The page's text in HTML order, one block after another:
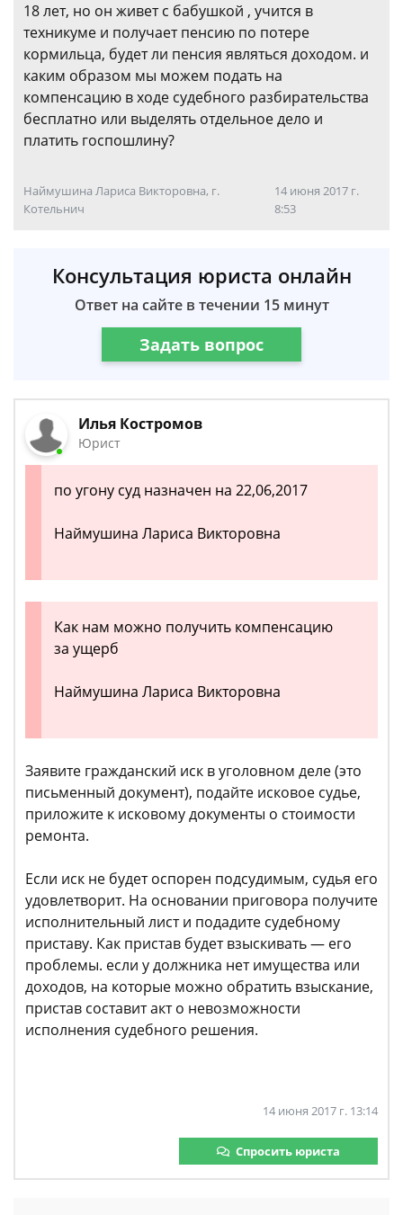
18 лет, но он живет с бабушкой , учится в
техникуме и получает пенсию по потере
кормильца, будет ли пенсия являться доходом. и
каким образом мы можем подать на
компенсацию в ходе судебного разбирательства
бесплатно или выделять отдельное дело и
платить госпошлину?
Наймушина Лариса Викторовна, г.
Котельнич
14 июня 2017 г.
8:53
Консультация юриста онлайн
Ответ на сайте в течении 15 минут
Задать вопрос
Илья Костромов
Юрист
по угону суд назначен на 22,06,2017
Наймушина Лариса Викторовна
Как нам можно получить компенсацию
за ущерб
Наймушина Лариса Викторовна
Заявите гражданский иск в уголовном деле (это
письменный документ), подайте исковое судье,
приложите к исковому документы о стоимости
ремонта.
Если иск не будет оспорен подсудимым, судья его
удовлетворит. На основании приговора получите
исполнительный лист и подадите судебному
приставу. Как пристав будет взыскивать — его
проблемы. если у должника нет имущества или
доходов, на которые можно обратить взыскание,
пристав составит акт о невозможности
исполнения судебного решения.
14 июня 2017 г. 13:14
Спросить юриста